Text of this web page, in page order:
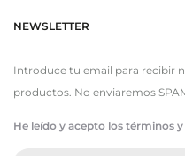
NEWSLETTER
Introduce tu email para recibir
productos. No enviaremos
He leído y acepto los términos